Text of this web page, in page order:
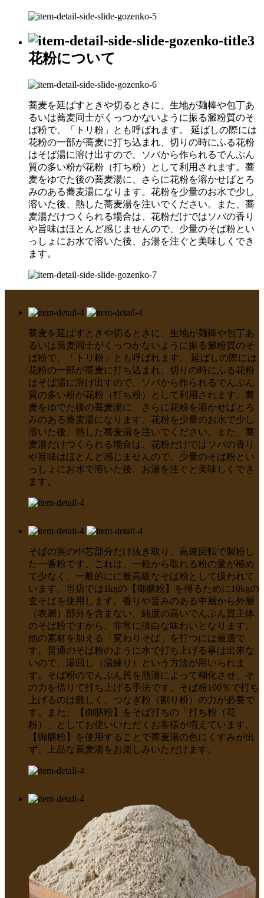
花粉について
蕎麦を延ばすときや切るときに、生地が麺棒や包丁あ
るいは蕎麦同士がくっつかないように振る澱粉質のそ
ば粉で、「トリ粉」とも呼ばれます。 延ばしの際には
花粉の一部が蕎麦に打ち込まれ、切りの時にふる花粉
はそば湯に溶け出すので、ソバから作られるでんぷん
質の多い粉が花粉（打ち粉）として利用されます。蕎
麦をゆでた後の蕎麦湯に、さらに花粉を溶かせばとろ
みのある蕎麦湯になります。花粉を少量のお水で少し
溶いた後、熱した蕎麦湯を注いでください。また、蕎
麦湯だけつくられる場合は、花粉だけではソバの香り
や旨味はほとんど感じませんので、少量のそば粉とい
っしょにお水で溶いた後、お湯を注ぐと美味しくでき
ます。
蕎麦を延ばすときや切るときに、生地が麺棒や包丁あ
るいは蕎麦同士がくっつかないように振る澱粉質のそ
ば粉で、「トリ粉」とも呼ばれます。 延ばしの際には
花粉の一部が蕎麦に打ち込まれ、切りの時にふる花粉
はそば湯に溶け出すので、ソバから作られるでんぷん
質の多い粉が花粉（打ち粉）として利用されます。蕎
麦をゆでた後の蕎麦湯に、さらに花粉を溶かせばとろ
みのある蕎麦湯になります。花粉を少量のお水で少し
溶いた後、熱した蕎麦湯を注いでください。また、蕎
麦湯だけつくられる場合は、花粉だけではソバの香り
や旨味はほとんど感じませんので、少量のそば粉とい
っしょにお水で溶いた後、お湯を注ぐと美味しくでき
ます。
そばの実の中芯部分だけ抜き取り、高速回転で製粉し
た一番粉です。これは、一粒から取れる粉の量が極め
て少なく、一般的にに最高級なそば粉として扱われて
います。当店では1kgの【御膳粉】を得るために10kgの
玄そばを使用します。香りや旨みのある中層から外層
（表層）部分を含まない、純度の高いでんぷん質主体
のそば粉ですから、非常に淡白な味わいとなります。
他の素材を加える「変わりそば」を打つには最適で
す。普通のそば粉のように水で打ち上げる事は出来な
いので、湯回し（湯練り）という方法が用いられま
す。そば粉のでんぷん質を熱湯によって糊化させ、そ
の力を借りて打ち上げる手法です。そば粉100％で打ち
上げるのは難しく、つなぎ粉（割り粉）の力が必要で
す。また、【御膳粉】をそば打ちの「打ち粉（花
粉）」としてお使いいただくお客様が増えています。
【御膳粉】を使用することで蕎麦湯の色にくすみが出
ず、上品な蕎麦湯をお楽しみいただけます。